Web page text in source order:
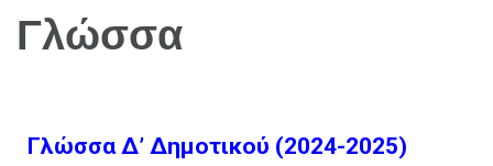
Γλώσσα
Γλώσσα Δ’ Δημοτικού (2024-2025)